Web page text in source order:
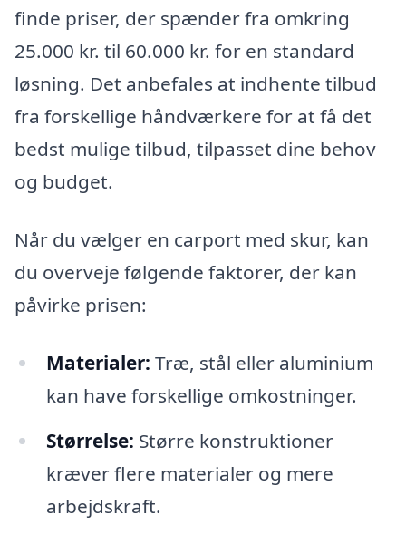
finde priser, der spænder fra omkring
25.000 kr. til 60.000 kr. for en standard
løsning. Det anbefales at indhente tilbud
fra forskellige håndværkere for at få det
bedst mulige tilbud, tilpasset dine behov
og budget.
Når du vælger en carport med skur, kan
du overveje følgende faktorer, der kan
påvirke prisen:
Materialer: Træ, stål eller aluminium
kan have forskellige omkostninger.
Størrelse: Større konstruktioner
kræver flere materialer og mere
arbejdskraft.